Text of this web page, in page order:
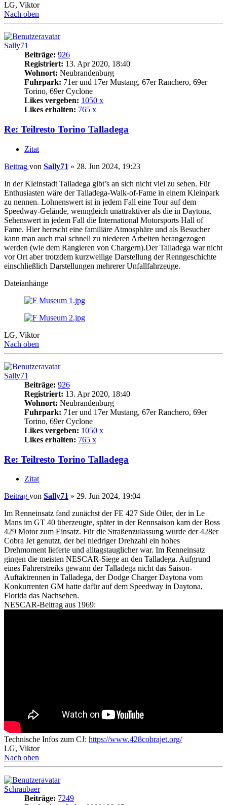
LG, Viktor
Nach oben
Sally71
Beiträge: 926
Registriert: 13. Apr 2020, 18:40
Wohnort: Neubrandenburg
Fuhrpark: 71er und 17er Mustang, 67er Ranchero, 69er
Torino, 69er Cyclone
Likes vergeben: 1050 x
Likes erhalten: 765 x
Re: Teilresto Torino Talladega
Zitat
Beitrag von Sally71 » 28. Jun 2024, 19:23
In der Kleinstadt Talladega gibt’s an sich nicht viel zu sehen. Für
Enthusiasten wäre der Talladega-Walk-of-Fame in einem Kleinpark
zu nennen. Lohnenswert ist in jedem Fall eine Tour auf dem
Speedway-Gelände, wenngleich unattraktiver als die in Daytona.
Sehenswert in jedem Fall die International Motorsports Hall of
Fame. Hier herrscht eine familiäre Atmosphäre und als Besucher
kann man auch mal schnell zu niederen Arbeiten herangezogen
werden (wie dem Rangieren von Chargern).Der Talladega war nicht
vor Ort aber trotzdem kurzweilige Darstellung der Renngeschichte
einschließlich Darstellungen mehrerer Unfallfahrzeuge.
Dateianhänge
LG, Viktor
Nach oben
Sally71
Beiträge: 926
Registriert: 13. Apr 2020, 18:40
Wohnort: Neubrandenburg
Fuhrpark: 71er und 17er Mustang, 67er Ranchero, 69er
Torino, 69er Cyclone
Likes vergeben: 1050 x
Likes erhalten: 765 x
Re: Teilresto Torino Talladega
Zitat
Beitrag von Sally71 » 29. Jun 2024, 19:04
Im Renneinsatz fand zunächst der FE 427 Side Oiler, der in Le
Mans im GT 40 überzeugte, später in der Rennsaison kam der Boss
429 Motor zum Einsatz. Für die Straßenzulassung wurde der 428er
Cobra Jet genutzt, der bei niedriger Drehzahl ein hohes
Drehmoment lieferte und alltagstauglicher war. Im Renneinsatz
gingen die meisten NESCAR-Siege an den Talladega. Aufgrund
eines Fahrerstreiks gewann der Talladega nicht das Saison-
Auftaktrennen in Talladega, der Dodge Charger Daytona vom
Konkurrenten GM hatte dafür auf dem Speedway in Daytona,
Florida das Nachsehen.
NESCAR-Beitrag aus 1969:
Technische Infos zum CJ: https://www.428cobrajet.org/
LG, Viktor
Nach oben
Schraubaer
Beiträge: 7249